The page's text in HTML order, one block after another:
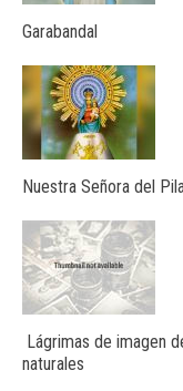
Garabandal
Nuestra Señora del
Lágrimas de imagen
naturales